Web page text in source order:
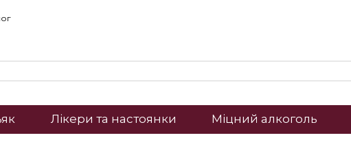
Лікери та настоянки Міцний алкоголь